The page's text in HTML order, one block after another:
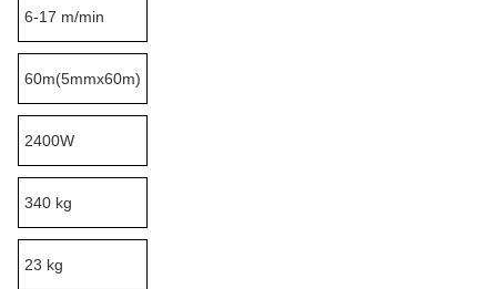
6-17 m/min
60m(5mmx60m)
2400W
340 kg
23 kg